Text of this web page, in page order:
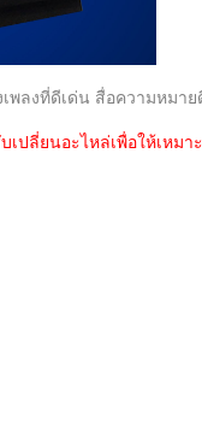
พลงที่ดีเด่น สื่อความหมา
เปลี่ยนอะไหล่เพื่อให้เห